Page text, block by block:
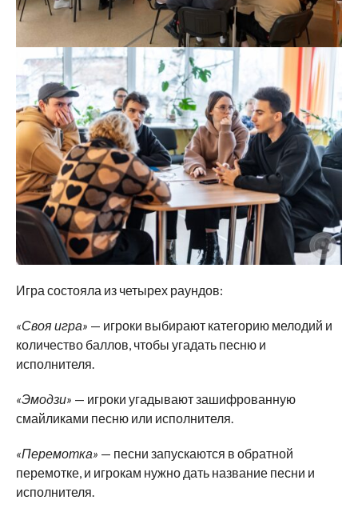
Игра состояла из четырех раундов:
«Своя игра» — игроки выбирают категорию мелодий и
количество баллов, чтобы угадать песню и
исполнителя.
«Эмодзи» — игроки угадывают зашифрованную
смайликами песню или исполнителя.
«Перемотка» — песни запускаются в обратной
перемотке, и игрокам нужно дать название песни и
исполнителя.